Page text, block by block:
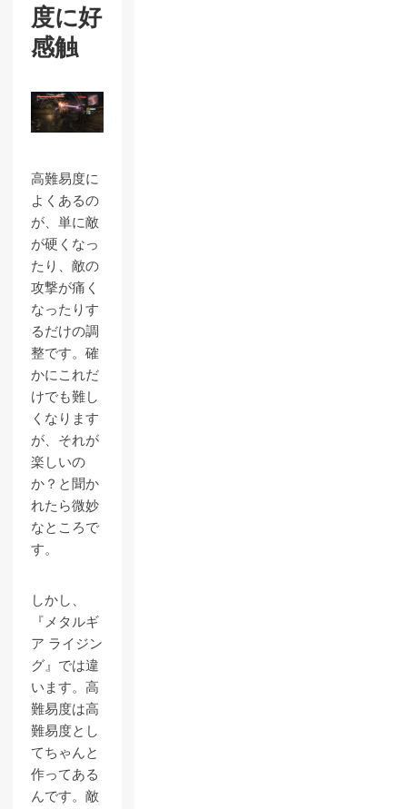
度に好
感触
高難易度に
よくあるの
が、単に敵
が硬くなっ
たり、敵の
攻撃が痛く
なったりす
るだけの調
整です。確
かにこれだ
けでも難し
くなります
が、それが
楽しいの
か？と聞か
れたら微妙
なところで
す。
しかし、
『メタルギ
ア ライジン
グ』では違
います。高
難易度は高
難易度とし
てちゃんと
作ってある
んです。敵